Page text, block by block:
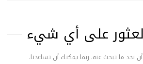
على أي شيء
نجد ما تبحث عنه. ربما يمكنك أن تساعدنا.